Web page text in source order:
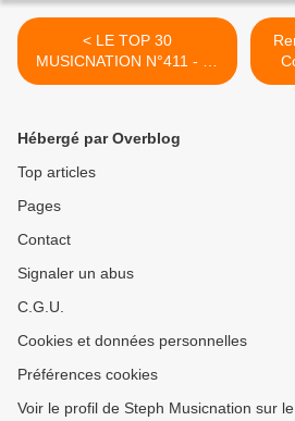
< LE TOP 30
MUSICNATION N°411 - 30
AVRIL 2023
Hébergé par Overblog
Top articles
Pages
Contact
Signaler un abus
C.G.U.
Cookies et données personnelles
Préférences cookies
Voir le profil de Steph Musicnation sur